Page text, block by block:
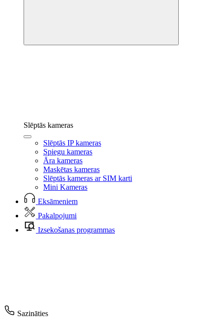
Slēptās kameras
Slēptās IP kameras
Spiegu kameras
Āra kameras
Maskētas kameras
Slēptās kameras ar SIM karti
Mini Kameras
Eksāmeniem
Pakalpojumi
Izsekošanas programmas
Sazināties